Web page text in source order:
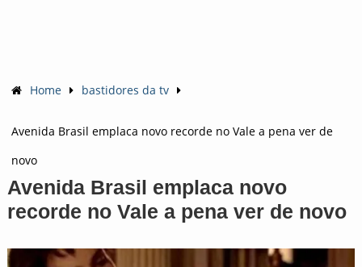
Home bastidores da tv
Avenida Brasil emplaca novo recorde no Vale a pena ver de
novo
Avenida Brasil emplaca novo
recorde no Vale a pena ver de novo